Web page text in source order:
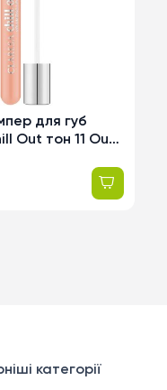
для губ
Out тон 11 Out
категорії